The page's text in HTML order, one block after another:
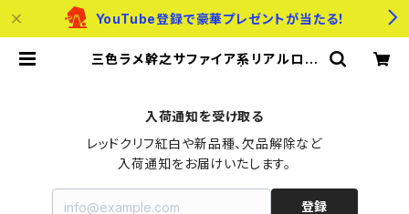
YouTube登録で豪華プレゼントが当たる！
三色ラメ幹之サファイア系リアルロン
入荷通知を受け取る
レッドクリフ紅白や新品種、欠品解除など
入荷通知をお届けいたします。
登録